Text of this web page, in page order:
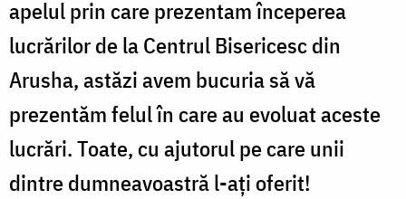
apelul prin care prezentam începerea
lucrărilor de la Centrul Bisericesc din
Arusha, astăzi avem bucuria să vă
prezentăm felul în care au evoluat aceste
lucrări. Toate, cu ajutorul pe care unii
dintre dumneavoastră l-ați oferit!